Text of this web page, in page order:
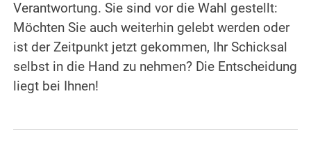
Verantwortung. Sie sind vor die Wahl gestellt:
Möchten Sie auch weiterhin gelebt werden oder
ist der Zeitpunkt jetzt gekommen, Ihr Schicksal
selbst in die Hand zu nehmen? Die Entscheidung
liegt bei Ihnen!